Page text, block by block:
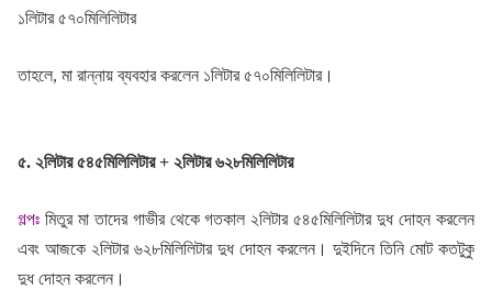
১লিটার ৫৭০মিলিলিটার
তাহলে, মা রান্নায় ব্যবহার করলেন ১লিটার ৫৭০মিলিলিটার।
৫. ২লিটার ৫৪৫মিলিলিটার + ২লিটার ৬২৮মিলিলিটার
গল্পঃমিতুর মা তাদের গাভীর থেকে গতকাল ২লিটার ৫৪৫মিলিলিটার দুধ দোহন করলেন
এবং আজকে ২লিটার ৬২৮মিলিলিটার দুধ দোহন করলেন। দুইদিনে তিনি মোট কতটুকু
দুধ দোহন করলেন।